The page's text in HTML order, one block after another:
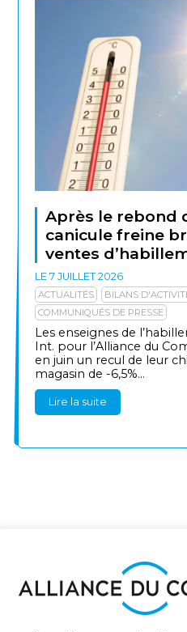
Après le rebond
canicule freine
ventes
LE 7 JUILLET 2026
ACTUALITÉS
BILANS
COMMUNIQUÉS DE PRESSE
Les enseignes de
Int. pour l’Alliance du
en juin un recul de leur
magasin de -6,5%...
Lire la suite